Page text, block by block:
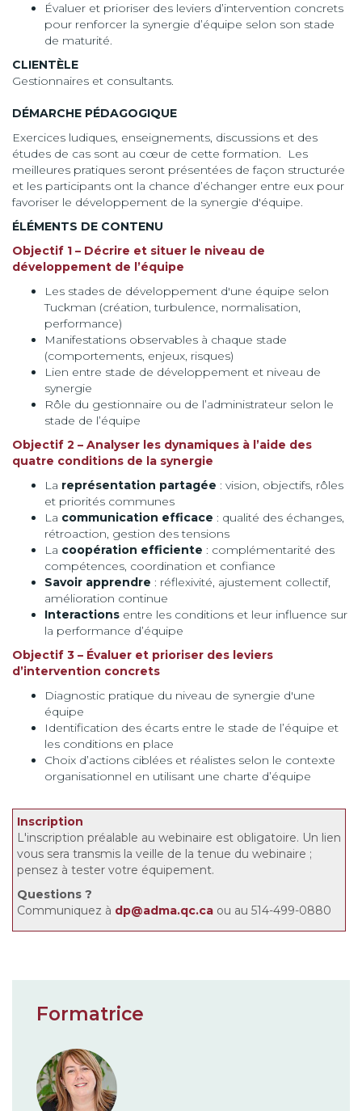
Évaluer et prioriser des leviers d’intervention concrets
pour renforcer la synergie d’équipe selon son stade
de maturité.
CLIENTÈLE
Gestionnaires et consultants.
DÉMARCHE PÉDAGOGIQUE
Exercices ludiques, enseignements, discussions et des
études de cas sont au cœur de cette formation. Les
meilleures pratiques seront présentées de façon structurée
et les participants ont la chance d’échanger entre eux pour
favoriser le développement de la synergie d'équipe.
ÉLÉMENTS DE CONTENU
Objectif 1 – Décrire et situer le niveau de
développement de l’équipe
Les stades de développement d'une équipe selon
Tuckman (création, turbulence, normalisation,
performance)
Manifestations observables à chaque stade
(comportements, enjeux, risques)
Lien entre stade de développement et niveau de
synergie
Rôle du gestionnaire ou de l’administrateur selon le
stade de l’équipe
Objectif 2 – Analyser les dynamiques à l’aide des
quatre conditions de la synergie
La représentation partagée : vision, objectifs, rôles
et priorités communes
La communication efficace : qualité des échanges,
rétroaction, gestion des tensions
La coopération efficiente : complémentarité des
compétences, coordination et confiance
Savoir apprendre : réflexivité, ajustement collectif,
amélioration continue
Interactions entre les conditions et leur influence sur
la performance d’équipe
Objectif 3 – Évaluer et prioriser des leviers
d’intervention concrets
Diagnostic pratique du niveau de synergie d'une
équipe
Identification des écarts entre le stade de l’équipe et
les conditions en place
Choix d’actions ciblées et réalistes selon le contexte
organisationnel en utilisant une charte d’équipe
Inscription
L'inscription préalable au webinaire est obligatoire. Un lien
vous sera transmis la veille de la tenue du webinaire ;
pensez à tester votre équipement.
Questions ?
Communiquez à dp@adma.qc.ca ou au 514-499-0880
Formatrice